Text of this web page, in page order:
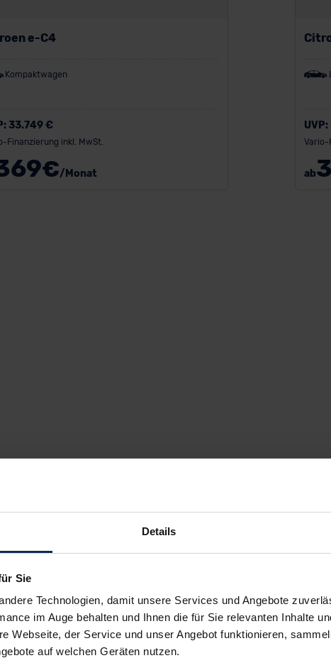
Details
Sie
Technologien, damit unsere Services und Angebote
im Auge behalten und Ihnen die für Sie relevanten Inhalte
Webseite, der Service und unser Angebot funktionieren,
auf welchen Geräten nutzen.
e-C4
Kompaktwagen
33.749 €
Finanzierung inkl. MwSt.
€/Monat
UVP:
Vario-
ab